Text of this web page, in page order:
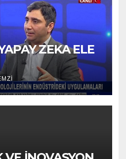
ZEKA ELE